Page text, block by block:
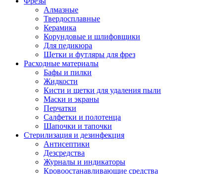
Алмазные
Твердосплавные
Керамика
Корундовые и шлифовщики
Для педикюра
Щетки и футляры для фрез
Расходные материалы
Бафы и пилки
Жидкости
Кисти и щетки для удаления пыли
Маски и экраны
Перчатки
Салфетки и полотенца
Шапочки и тапочки
Стерилизация и дезинфекция
Антисептики
Дезсредства
Журналы и индикаторы
Кровоостанавливающие средства